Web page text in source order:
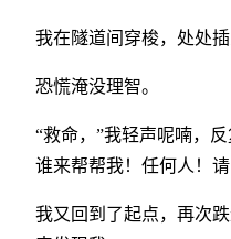
我在隧道间穿梭，处处插
恐慌淹没理智。
“救命，”我轻声呢喃，
谁来帮帮我！任何人！
我又回到了起点，再次